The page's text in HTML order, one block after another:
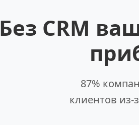
Без CRM
87%
клиентов из-